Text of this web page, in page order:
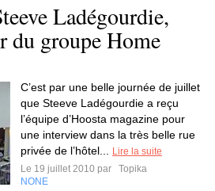
Ladégourdie,
du groupe Home
C’est par une belle journée de juillet
que Steeve Ladégourdie a reçu
l’équipe d’Hoosta magazine pour
une interview dans la très belle rue
privée de l’hôtel...
Lire la suite
Le 19 juillet 2010 par
Topika
NONE